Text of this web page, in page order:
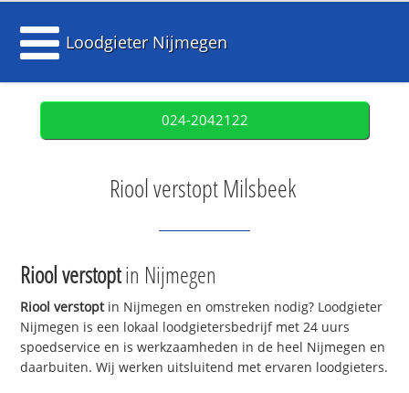
Loodgieter Nijmegen
024-2042122
Riool verstopt Milsbeek
Riool verstoptin Nijmegen
Riool verstoptin Nijmegen en omstreken nodig? Loodgieter
Nijmegen is een lokaal loodgietersbedrijf met 24 uurs
spoedservice en is werkzaamheden in de heel Nijmegen en
daarbuiten. Wij werken uitsluitend met ervaren loodgieters.